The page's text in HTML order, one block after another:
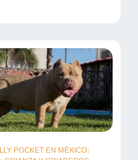
POCKET EN MÉXICO: